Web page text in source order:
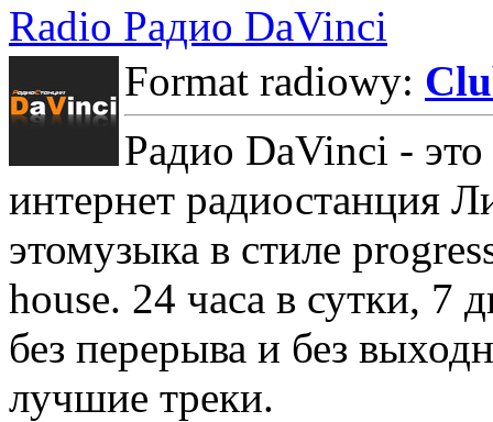
Radio Радио DaVinci
Format radiowy:
Радио DaVinci -
интернет радиостанция
этомузыка в стиле
house. 24 часа в сутки, 7
без перерыва и без
лучшие треки.